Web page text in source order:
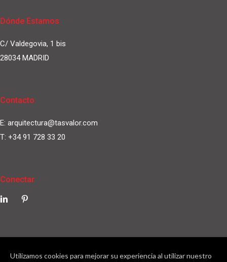
Dónde Estamos
C/ Valdegovia, 1 bis
28034 MADRID
Contacto
E: arquitectura@tasvalor.com
T: +34 91 728 33 20
Conectar
Utilizamos cookies para mejorar su experiencia al utilizar nuestro